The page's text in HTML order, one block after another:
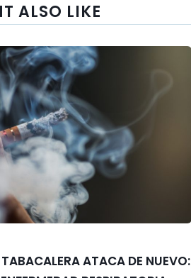
ALSO LIKE
ATACA DE NUEVO: